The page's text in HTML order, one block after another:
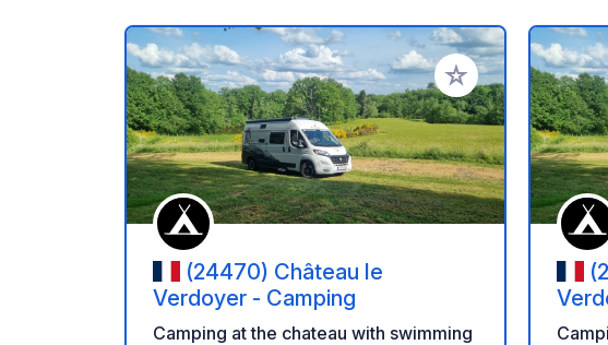
Add to your favorites
(24470) Château le
Verdoyer - Camping
Camping at the chateau with swimming